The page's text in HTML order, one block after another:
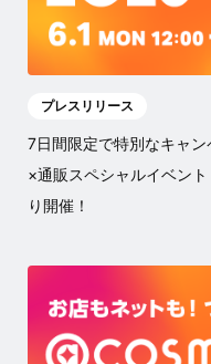
プレスリリース
7日間限定で特別なキャ
×通販スペシャルイベン
り開催！